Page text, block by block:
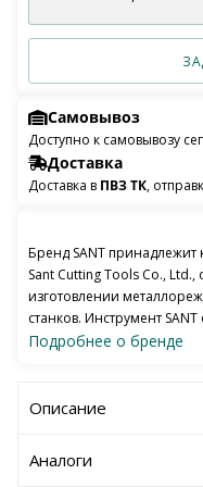
Самовывоз
Доступно к самовывозу
Доставка
Доставка в ПВЗ ТК,
Бренд SANT принадлежит
Sant Cutting Tools Co.,
изготовлении
станков. Инструмент
Подробнее о бренде
Описание
Аналоги